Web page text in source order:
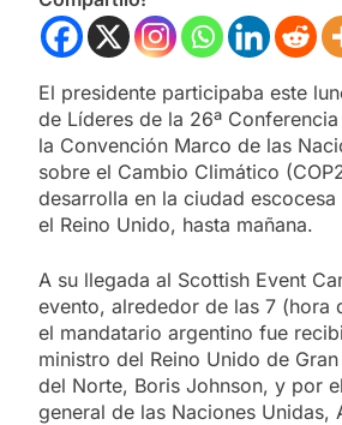
El presidente participaba este
de Líderes de la 26ª
la Convención Marco de las
sobre el Cambio Climático
desarrolla en la ciudad
el Reino Unido, hasta mañana.
A su llegada al Scottish Event
evento, alrededor de las 7 (hora
el mandatario argentino fue
ministro del Reino Unido de
del Norte, Boris Johnson, y por
general de las Naciones Unidas,